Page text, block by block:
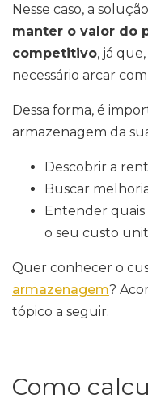
Nesse caso, a
manter o valor do
competitivo, já
necessário arcar
Dessa forma, é
armazenagem da
Descobrir a
Buscar
Entender quais
o seu custo
Quer conhecer o
armazenagem?
tópico a seguir.
Como